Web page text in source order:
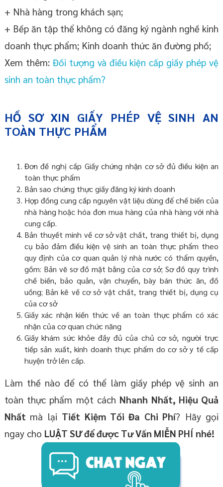
+ Nhà hàng trong khách sạn;
+ Bếp ăn tập thể không có đăng ký ngành nghề kinh
doanh thực phẩm; Kinh doanh thức ăn đường phố;
Xem thêm: Đối tượng và điều kiện cấp giấy phép vệ
sinh an toàn thực phẩm?
HỒ SƠ XIN GIẤY PHÉP VỆ SINH AN
TOÀN THỰC PHẨM
Đơn đề nghị cấp Giấy chứng nhận cơ sở đủ điều kiện an
toàn thực phẩm
Bản sao chứng thực giấy đăng ký kinh doanh
Hợp đồng cung cấp nguyên vật liệu dùng để chế biến của
nhà hàng hoặc hóa đơn mua hàng của nhà hàng với nhà
cung cấp.
Bản thuyết minh về cơ sở vật chất, trang thiết bị, dụng
cụ bảo đảm điều kiện vệ sinh an toàn thực phẩm theo
quy định của cơ quan quản lý nhà nước có thẩm quyền,
gồm: Bản vẽ sơ đồ mặt bằng của cơ sở; Sơ đồ quy trình
chế biến, bảo quản, vận chuyển, bày bán thức ăn, đồ
uống; Bản kê về cơ sở vật chất, trang thiết bị, dụng cụ
của cơ sở
Giấy xác nhận kiến thức về an toàn thực phẩm có xác
nhận của cơ quan chức năng
Giấy khám sức khỏe đầy đủ của chủ cơ sở, người trực
tiếp sản xuất, kinh doanh thực phẩm do cơ sở y tế cấp
huyện trở lên cấp.
Làm thế nào để có thể làm giấy phép vệ sinh an
toàn thực phẩm một cách Nhanh Nhất, Hiệu Quả
Nhất mà lại Tiết Kiệm Tối Đa Chi Phí? Hãy gọi
ngay cho LUẬT SƯ để được Tư Vấn MIỄN PHÍ nhé!